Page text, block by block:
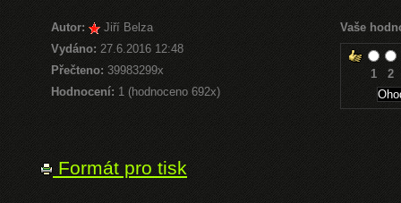
Autor:
Jiří Belza
Vydáno: 27.6.2016 12:48
Přečteno:39983299x
Hodnocení: 1 (hodnoceno 692x)
Vaše
1 2
Formát pro tisk